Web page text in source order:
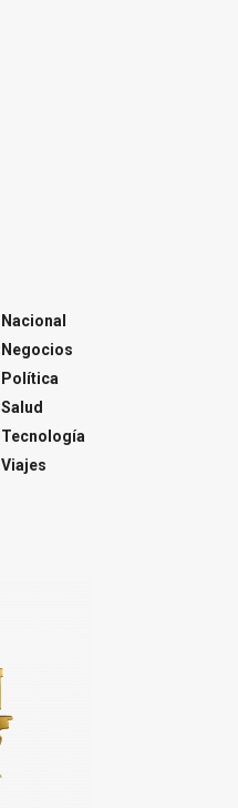
Nacional
Negocios
Política
Salud
Tecnología
Viajes